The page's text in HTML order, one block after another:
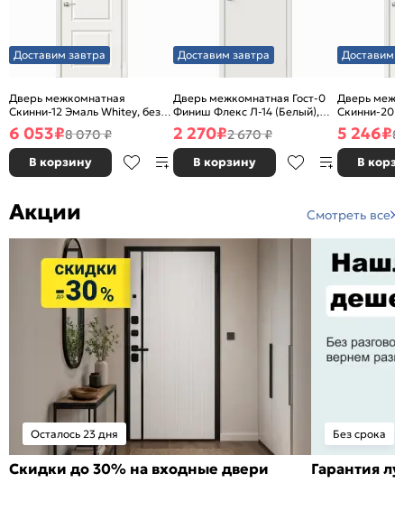
Доставим завтра
Дверь межкомнатная
Скинни-12 Эмаль Whitey, без
декора, глухая, без стекла,
без кромки, скиновая
6 053₽8 070 ₽
В корзину
Доставим завтра
Дверь межкомнатная Гост-0
Финиш Флекс Л-14 (Белый),
глухая, каркасно-щитовая
2 270₽2 670 ₽
В корзину
Доставим
Дверь
Скинни-20
декора,
без кромки,
5 246₽8
В
Акции Смотреть все
Осталось 23 дня
Скидки до 30% на входные двери
Без срока
Гарантия